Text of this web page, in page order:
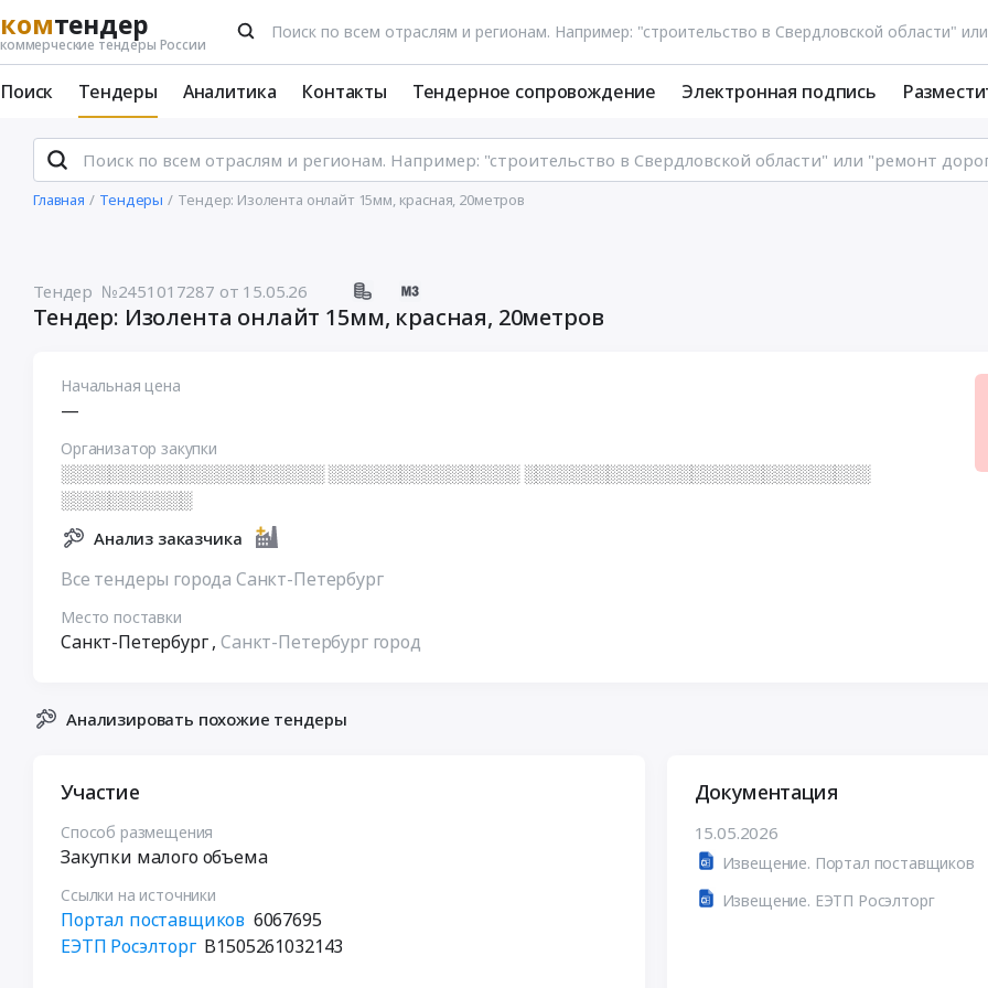
комтендер
коммерческие тендеры России
Поиск Тендеры Аналитика Контакты Тендерное сопровождение Электронная подпись
Главная Тендеры Тендер: Изолента онлайт 15мм, красная, 20метров
Тендер №2451017287 от 15.05.26
Тендер: Изолента онлайт 15мм, красная, 20метров
Начальная цена
—
Организатор закупки
░░░░░░░░░░░░░░░░░░░░░░ ░░░░░░░░░░░░░░░░ ░░░░░░░░░░░░░░░░░░░░░░░░░░░░░
░░░░░░░░░░░
Анализ заказчика
Все тендеры города Санкт-Петербург
Место поставки
Санкт-Петербург,Санкт-Петербург город
Анализировать похожие тендеры
Участие
Способ размещения
Закупки малого объема
Ссылки на источники
Портал поставщиков 6067695
ЕЭТП Росэлторг B1505261032143
Документация
15.05.2026
Извещение. Портал поставщиков
Извещение. ЕЭТП Росэлторг